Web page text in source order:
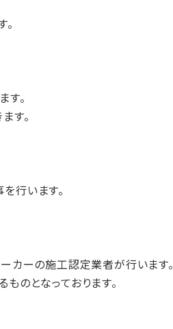
す。
す。
行います。
カーの施工認定業者が行います。
のとなっております。